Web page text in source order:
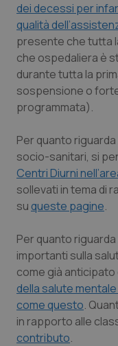
Marche
Molise
Piemonte
Provincia
Puglia
Sicilia
Toscana
Umbria
Donna &
Epatiti
HIV
Ipertensione
Malattie rare
Obesità
Oftalmologia
dei decessi per
qualità
presente che tutta
che ospedaliera è
durante tutta la
sospensione o
programmata).
Per quanto riguarda
socio-sanitari, si
Centri Diurni
sollevati in tema di
su queste pagine.
Per quanto riguarda
importanti sulla
come già
della salute
come questo.
in rapporto alle
contributo.